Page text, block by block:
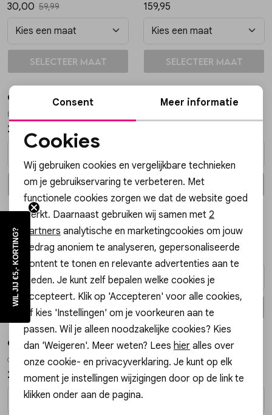
Vesten
30,00 59,99
In winkelmand
Selecteer maat
159,95
In winkelmand
Selecteer maat
Gossip
24,99
In winkelmand
Selecteer maat
Gossip
In winkelmand
Selecteer maat
Gossip
SLEUTELHANGER HART HART CLASSIC
7,99
In winkelmand
Selecteer maat
YAYA
49,95
In winkelmand
Selecteer maat
Gossip
G-9203 BODY LUCY
24,99
Gossip the Label
G2369 THE STRAIGHT LEG JEANS
30,00 59,99
Noodzakelijke cookies
Personalisatie cookies
Analytische cookies
Marketing cookies
Consent Meer informatie
Cookies
Wij gebruiken cookies en vergelijkbare technieken
om je gebruikservaring te verbeteren. Met
functionele cookies zorgen we dat de website goed
werkt. Daarnaast gebruiken wij samen met 2
partners analytische en marketingcookies om jouw
gedrag anoniem te analyseren, gepersonaliseerde
content te tonen en relevante advertenties aan te
bieden. Je kunt zelf bepalen welke cookies je
accepteert. Klik op 'Accepteren' voor alle cookies,
of kies 'Instellingen' om je voorkeuren aan te
passen. Wil je alleen noodzakelijke cookies? Kies
dan 'Weigeren'. Meer weten? Lees hier alles over
onze cookie- en privacyverklaring. Je kunt op elk
moment je instellingen wijzigingen door op de link te
klikken onder aan de pagina.
WIL JIJ €5,- KORTING?